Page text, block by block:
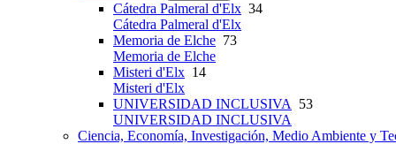
Cátedra Palmeral d'Elx 34
Cátedra Palmeral d'Elx
Memoria de Elche 73
Memoria de Elche
Misteri d'Elx 14
Misteri d'Elx
UNIVERSIDAD INCLUSIVA
53
UNIVERSIDAD INCLUSIVA
Ciencia, Economía, Investigación, Medio Ambiente y